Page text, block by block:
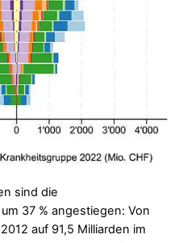
sind die
37 % angestiegen: Von
auf 91,5 Milliarden im